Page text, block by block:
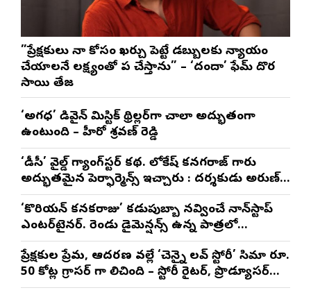
”ప్రేక్షకులు నా కోసం ఖర్చు పెట్టే డబ్బులకు న్యాయం
చేయాలనే లక్ష్యంతో పని చేస్తాను” – ‘దందా’ ఫేమ్ దొర
సాయి తేజ
‘అగధ’ డివైన్ మిస్టిక్ థ్రిల్లర్‌గా చాలా అద్భుతంగా
ఉంటుంది – హీరో శ్రవణ్ రెడ్డి
‘డీసీ’ వైల్డ్ గ్యాంగ్‌స్టర్ కథ. లోకేష్ కనగరాజ్ గారు
అద్భుతమైన పెర్ఫార్మెన్స్ ఇచ్చారు : దర్శకుడు అరుణ్
మాథేశ్వరన్
‘కొరియన్ కనకరాజు’ కడుపుబ్బా నవ్వించే నాన్‌స్టాప్
ఎంటర్‌టైనర్. రెండు డైమెన్షన్స్ ఉన్న పాత్రలో
నటించడం చాలా సంతృప్తినిచ్చింది : వరుణ్ తేజ్
ప్రేక్షకుల ప్రేమ, ఆదరణ వల్లే ‘చెన్నై లవ్ స్టోరీ’ సినిమా రూ.
50 కోట్ల గ్రాసర్ గా నిలిచింది – స్టోరీ రైటర్, ప్రొడ్యూసర్
సాయి రాజేష్